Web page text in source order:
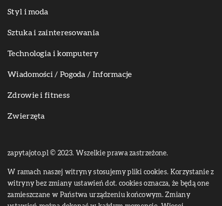
Styl i moda
Sztuka i zainteresowania
Technologia i komputery
Wiadomości / Pogoda / Informacje
Zdrowie i fitness
Zwierzęta
zapytajoto.pl © 2023. Wszelkie prawa zastrzeżone.
W ramach naszej witryny stosujemy pliki cookies. Korzystanie z
witryny bez zmiany ustawień dot. cookies oznacza, że będą one
zamieszczane w Państwa urządzeniu końcowym. Zmiany